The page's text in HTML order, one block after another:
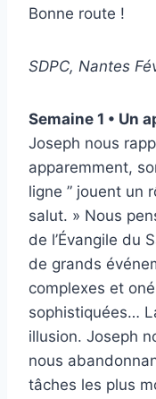
Bonne route !
SDPC, Nantes
Semaine 1 • Un
Joseph nous
apparemment,
ligne ” jouent un
salut. » Nous
de l’Évangile du
de grands
complexes et
sophistiquées…
illusion. Joseph
nous
tâches les plus